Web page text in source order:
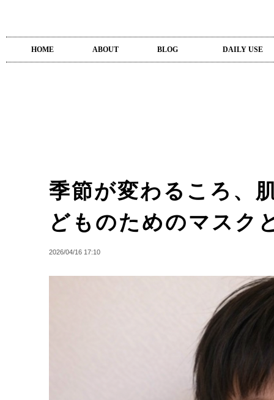
HOME ABOUT BLOG DAILY USE
季節が変わるころ、
どものためのマスク
2026/04/16 17:10